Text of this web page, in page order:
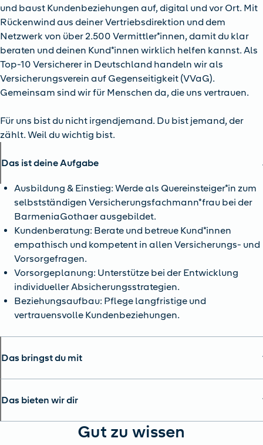
und baust Kundenbeziehungen auf, digital und vor Ort. Mit
Rückenwind aus deiner Vertriebsdirektion und dem
Netzwerk von über 2.500 Vermittler*innen, damit du klar
beraten und deinen Kund*innen wirklich helfen kannst. Als
Top-10 Versicherer in Deutschland handeln wir als
Versicherungsverein auf Gegenseitigkeit (VVaG).
Gemeinsam sind wir für Menschen da, die uns vertrauen.
Für uns bist du nicht irgendjemand. Du bist jemand, der
zählt. Weil du wichtig bist.
Das ist deine Aufgabe
Ausbildung & Einstieg: Werde als Quereinsteiger*in zum
selbstständigen Versicherungsfachmann*frau bei der
BarmeniaGothaer ausgebildet.
Kundenberatung: Berate und betreue Kund*innen
empathisch und kompetent in allen Versicherungs- und
Vorsorgefragen.
Vorsorgeplanung: Unterstütze bei der Entwicklung
individueller Absicherungsstrategien.
Beziehungsaufbau: Pflege langfristige und
vertrauensvolle Kundenbeziehungen.
Das bringst du mit
Das bieten wir dir
Gut zu wissen